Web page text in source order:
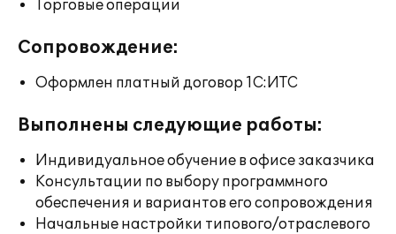
Торговые операции
Сопровождение:
Оформлен платный договор 1С:ИТС
Выполнены следующие работы:
Индивидуальное обучение в офисе заказчика
Консультации по выбору программного
обеспечения и вариантов его сопровождения
Начальные настройки типового/отраслевого